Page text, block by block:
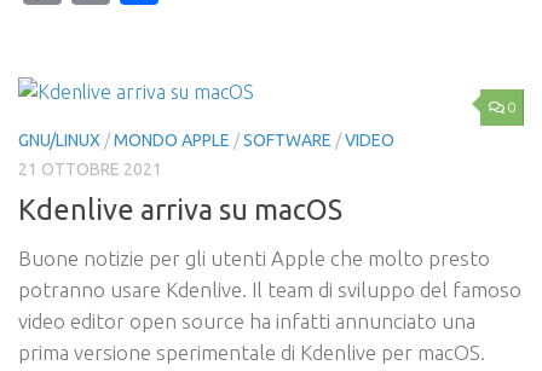
0
GNU/LINUX /MONDO APPLE /SOFTWARE /VIDEO
21 OTTOBRE 2021
Kdenlive arriva su macOS
Buone notizie per gli utenti Apple che molto presto
potranno usare Kdenlive. Il team di sviluppo del famoso
video editor open source ha infatti annunciato una
prima versione sperimentale di Kdenlive per macOS.